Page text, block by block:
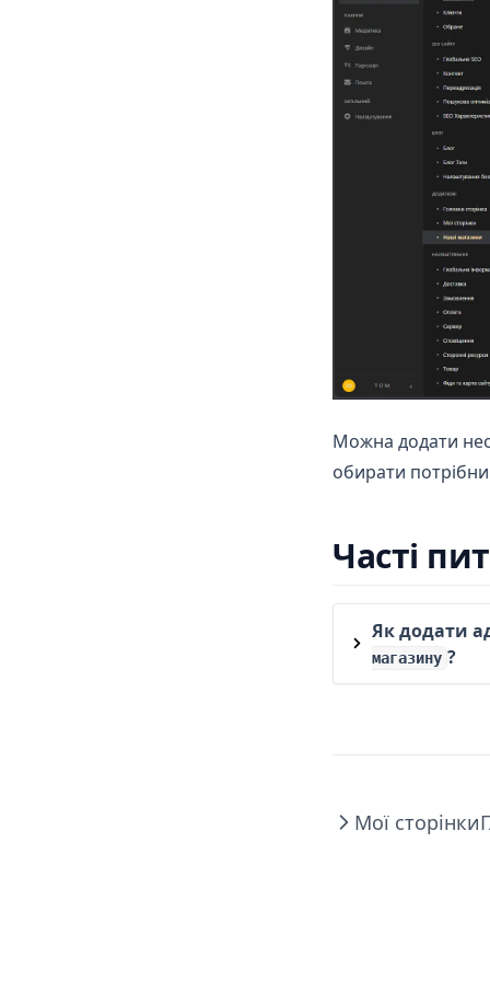
Можна додати
обирати
Часті
Як додати
магазину ?
Мої сторінки